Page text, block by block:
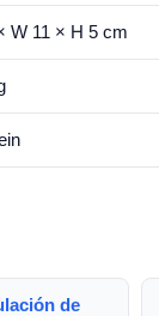
W 11 × H 5 cm
de